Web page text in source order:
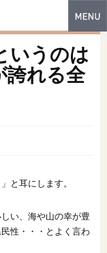
いうのは
誇れる全
と耳にします。
い、海や山の幸が豊
性・・・とよく言わ